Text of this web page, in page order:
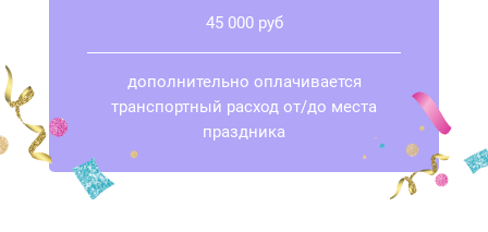
45 000 руб
дополнительно оплачивается
транспортный расход от/до места
праздника